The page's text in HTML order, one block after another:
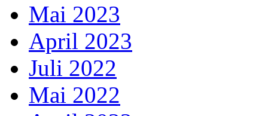
Mai 2023
April 2023
Juli 2022
Mai 2022